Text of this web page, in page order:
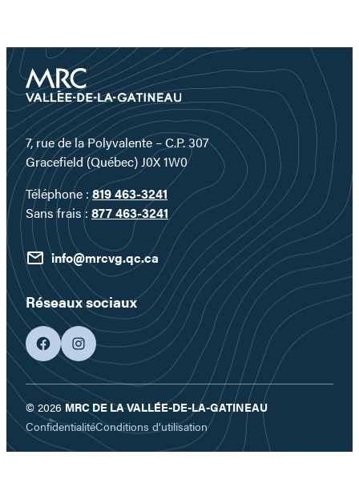
7, rue de la Polyvalente – C.P. 307
Gracefield (Québec) J0X 1W0
Téléphone :819 463-3241
Sans frais : 877 463-3241
info@mrcvg.qc.ca
Réseaux sociaux
facebookgoogleplus
© 2026MRC DE LA VALLÉE-DE-LA-GATINEAU
ConfidentialitéConditions d’utilisation